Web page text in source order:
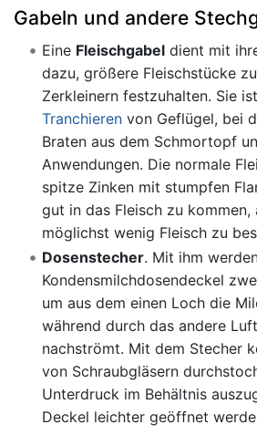
Gabeln und andere
Eine Fleischgabeldient mit
dazu, größere Fleischstücke
Zerkleinern festzuhalten. Sie
Tranchierenvon Geflügel, bei
Braten aus dem Schmortopf
Anwendungen. Die normale
spitze Zinken mit stumpfen
gut in das Fleisch zu kommen,
möglichst wenig Fleisch zu
Dosenstecher. Mit ihm
Kondensmilchdosendeckel
um aus dem einen Loch die
während durch das andere
nachströmt. Mit dem Stecher
von Schraubgläsern
Unterdruck im Behältnis
Deckel leichter geöffnet